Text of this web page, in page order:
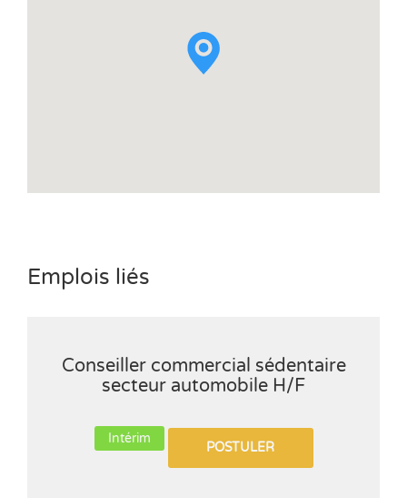
Emplois liés
Conseiller commercial sédentaire
secteur automobile H/F
Intérim
POSTULER